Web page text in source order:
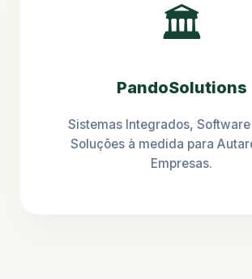
🏛️
PandoSolutions
Sistemas Integrados, Software
Soluções à medida para
Empresas.